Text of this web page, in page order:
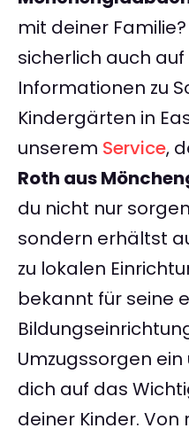
mit deiner
sicherlich auch
Informationen zu
Kindergärten in
unserem Service,
Roth aus
du nicht nur
sondern erhältst
zu lokalen
bekannt für seine
Umzugssorgen
dich auf das
deiner Kinder.